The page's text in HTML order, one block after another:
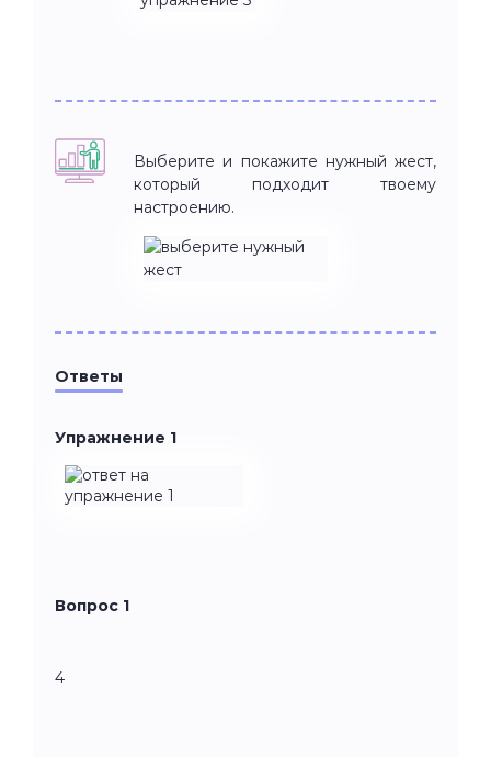
Выберите и покажите нужный жест,
который подходит твоему
настроению.
Ответы
Упражнение 1
Вопрос 1
4